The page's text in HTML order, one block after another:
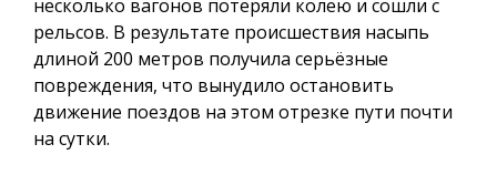
несколько вагонов потеряли колею и сошли с
рельсов. В результате происшествия насыпь
длиной 200 метров получила серьёзные
повреждения, что вынудило остановить
движение поездов на этом отрезке пути почти
на сутки.